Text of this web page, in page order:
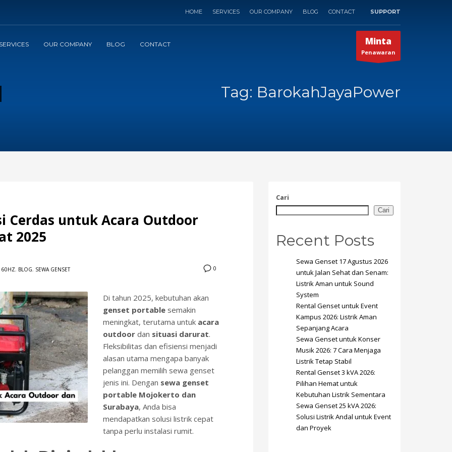
your order. 3 Payment &FREE shipment
an email to support@website.com . Thank you!
SHOWROOM HOURS
Mon-Fri 9:00AM - 6:00AM
Sat - 9:00AM-5:00PM
Sundays by appointment only!
HOME SERVICES OUR COMPANY BLOG CONTACT SUPPORT
SERVICES OUR COMPANY BLOG CONTACT Minta
Penawaran
Tag: BarokahJayaPower
Cerdas untuk Acara Outdoor
2025
0
60HZ, BLOG, SEWA GENSET
Di tahun 2025, kebutuhan akan
genset portable semakin
meningkat, terutama untuk acara
outdoor dan situasi darurat.
Fleksibilitas dan efisiensi menjadi
alasan utama mengapa banyak
pelanggan memilih sewa genset
jenis ini. Dengan sewa genset
portable Mojokerto dan
Surabaya, Anda bisa
mendapatkan solusi listrik cepat
tanpa perlu instalasi rumit.
Cari
Cari
Recent Posts
Sewa Genset 17 Agustus 2026
untuk Jalan Sehat dan Senam:
Listrik Aman untuk Sound
System
Rental Genset untuk Event
Kampus 2026: Listrik Aman
Sepanjang Acara
Sewa Genset untuk Konser
Musik 2026: 7 Cara Menjaga
Listrik Tetap Stabil
Rental Genset 3 kVA 2026:
Pilihan Hemat untuk
Kebutuhan Listrik Sementara
Sewa Genset 25 kVA 2026:
Solusi Listrik Andal untuk Event
dan Proyek